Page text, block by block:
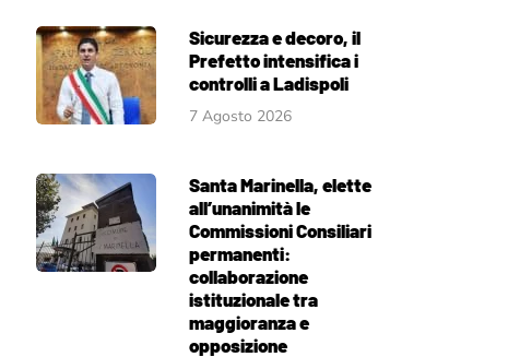
Sicurezza e decoro, il
Prefetto intensifica i
controlli a Ladispoli
7 Agosto 2026
Santa Marinella, elette
all’unanimità le
Commissioni Consiliari
permanenti:
collaborazione
istituzionale tra
maggioranza e
opposizione